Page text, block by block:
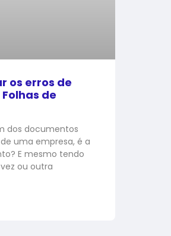
os erros de
de
dos documentos
uma empresa, é a
E mesmo tendo
ou outra